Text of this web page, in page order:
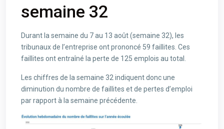
semaine 32
Durant la semaine du 7 au 13 août (semaine 32), les
tribunaux de l’entreprise ont prononcé 59 faillites. Ces
faillites ont entraîné la perte de 125 emplois au total.
Les chiffres de la semaine 32 indiquent donc une
diminution du nombre de faillites et de pertes d’emploi
par rapport à la semaine précédente.